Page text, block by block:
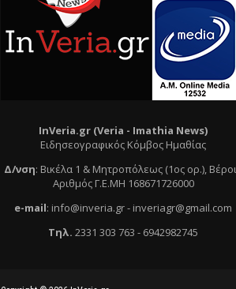
InVeria.gr (Veria - Ιmathia News)
Ειδησεογραφικός Κόμβος Ημαθίας
Δ/νση: Βικέλα 1 & Μητροπόλεως (1ος ορ.),
Αριθμός Γ.Ε.ΜΗ 168671726000
e-mail: info@inveria.gr- inveriagr@gmail.com
Τηλ. 2331 303 763 - 6942982745